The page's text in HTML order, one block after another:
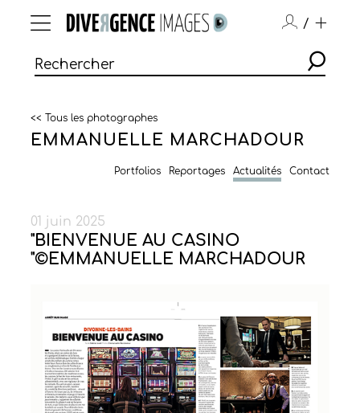
/
<< Tous les photographes
EMMANUELLE MARCHADOUR
Portfolios Reportages Actualités Contact
01 juin 2025
"BIENVENUE AU CASINO
"©EMMANUELLE MARCHADOUR